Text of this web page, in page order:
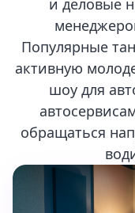
и деловые
Популярные
активную
шоу для
обращаться